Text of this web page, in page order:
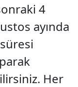
4
ayında
Her